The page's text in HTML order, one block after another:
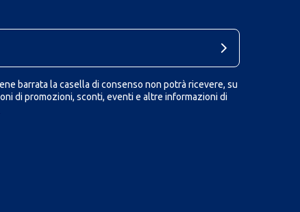
barrata la casella di consenso non potrà ricevere, su
di promozioni, sconti, eventi e altre informazioni di